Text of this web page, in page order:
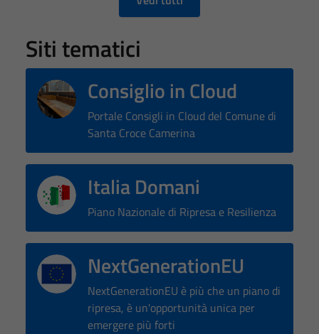
Siti tematici
Consiglio in Cloud
Portale Consigli in Cloud del Comune di
Santa Croce Camerina
Italia Domani
Piano Nazionale di Ripresa e Resilienza
NextGenerationEU
NextGenerationEU è più che un piano di
ripresa, è un'opportunità unica per
emergere più forti
content and
offers.